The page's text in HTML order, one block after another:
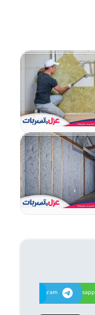
Whatsapp
Telegram